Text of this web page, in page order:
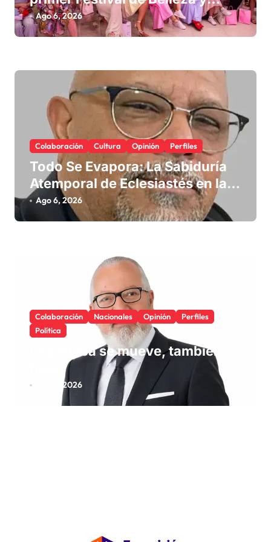
a
s
Emprendimiento
Ago 6, 2026
Colaboración Cultura Opinión Perfiles
Todo Se Evapora: La Sabiduría
Atemporal de Eclesiastés en la
Era Digital
Ago 6, 2026
Colaboración Nacionales Opinión
Perfiles
Política
La política se mueve, también
habla
Ago 6, 2026